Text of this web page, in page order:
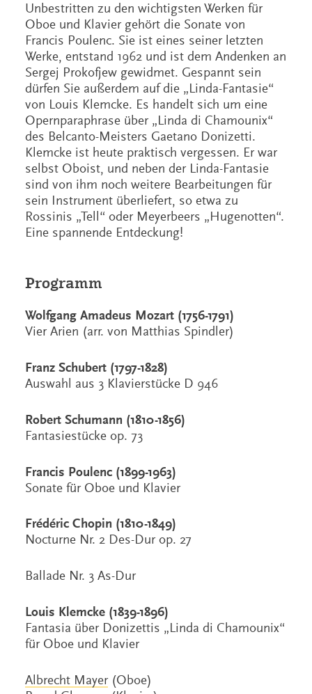
Unbestritten zu den wichtigsten Werken für
Oboe und Klavier gehört die Sonate von
Francis Poulenc. Sie ist eines seiner letzten
Werke, entstand 1962 und ist dem Andenken an
Sergej Prokofjew gewidmet. Gespannt sein
dürfen Sie außerdem auf die „Linda-Fantasie“
von Louis Klemcke. Es handelt sich um eine
Opernparaphrase über „Linda di Chamounix“
des Belcanto-Meisters Gaetano Donizetti.
Klemcke ist heute praktisch vergessen. Er war
selbst Oboist, und neben der Linda-Fantasie
sind von ihm noch weitere Bearbeitungen für
sein Instrument überliefert, so etwa zu
Rossinis „Tell“ oder Meyerbeers „Hugenotten“.
Eine spannende Entdeckung!
Programm
Wolfgang Amadeus Mozart (1756-1791)
Vier Arien (arr. von Matthias Spindler)
Franz Schubert (1797-1828)
Auswahl aus 3 Klavierstücke D 946
Robert Schumann (1810-1856)
Fantasiestücke op. 73
Francis Poulenc (1899-1963)
Sonate für Oboe und Klavier
Frédéric Chopin (1810-1849)
Nocturne Nr. 2 Des-Dur op. 27
Ballade Nr. 3 As-Dur
Louis Klemcke (1839-1896)
Fantasia über Donizettis „Linda di Chamounix“
für Oboe und Klavier
Albrecht Mayer(Oboe)